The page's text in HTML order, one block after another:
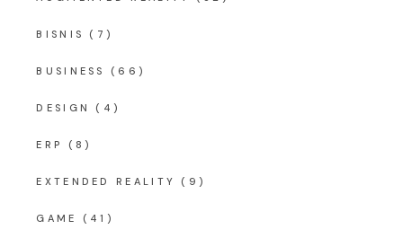
BISNIS (7)
BUSINESS (66)
DESIGN (4)
ERP (8)
EXTENDED REALITY (9)
GAME (41)